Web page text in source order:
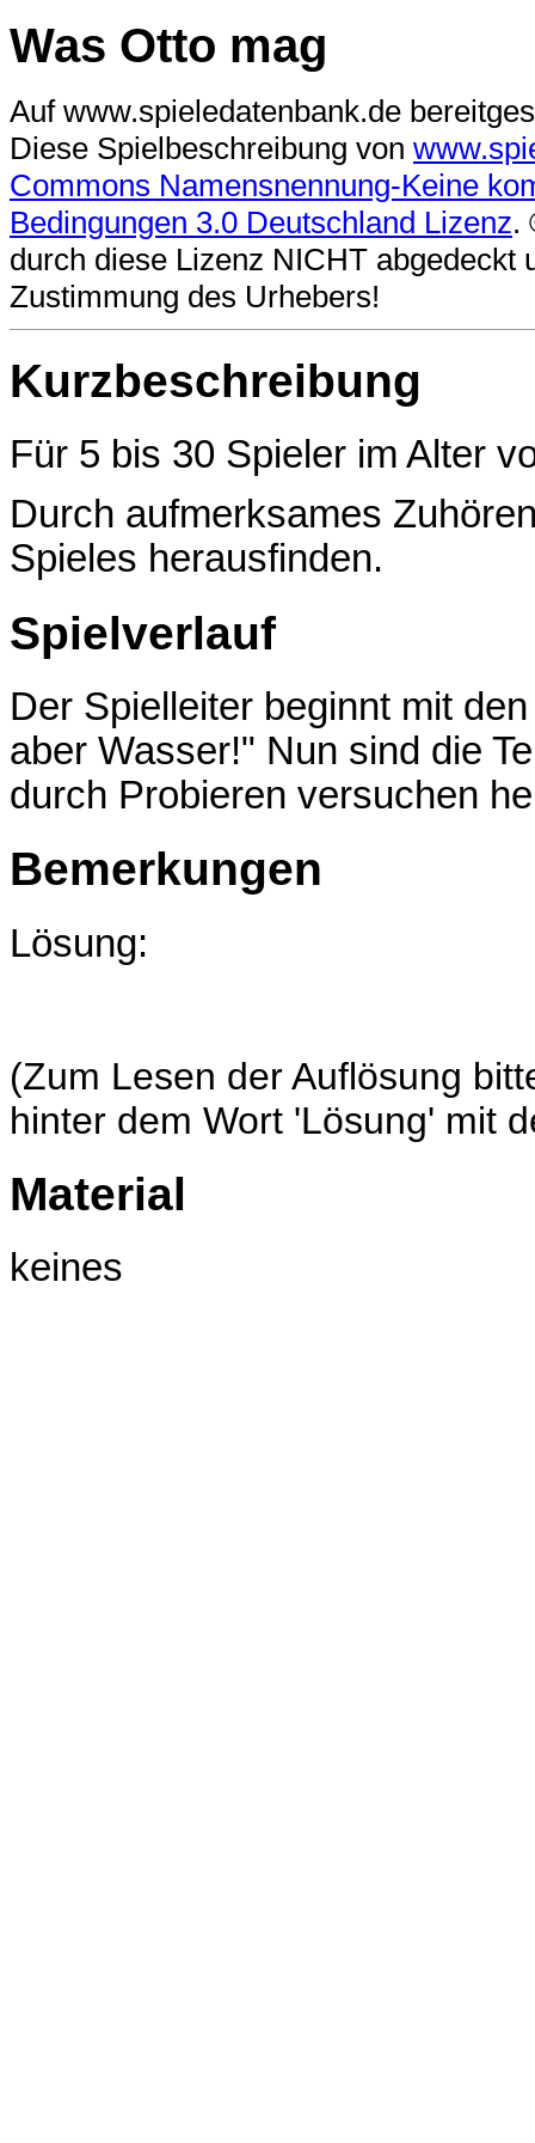
Was Otto mag
Auf www.spieledatenbank.de
Diese Spielbeschreibung von
Commons Namensnennung-Keine
Bedingungen 3.0 Deutschland Lizenz.
durch diese Lizenz NICHT abgedeckt
Zustimmung des Urhebers!
Kurzbeschreibung
Für 5 bis 30 Spieler im Alter
Durch aufmerksames
Spieles herausfinden.
Spielverlauf
Der Spielleiter beginnt mit
aber Wasser!" Nun sind die
durch Probieren versuchen
Bemerkungen
Lösung:
(Zum Lesen der Auflösung
hinter dem Wort 'Lösung' mit
Material
keines